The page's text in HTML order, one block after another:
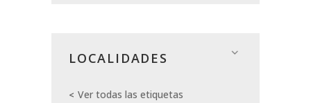
LOCALIDADES
Ver todas las etiquetas